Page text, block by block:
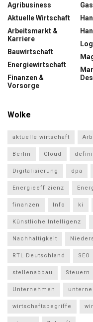
Agribusiness
Aktuelle Wirtschaft
Arbeitsmarkt &
Karriere
Bauwirtschaft
Energiewirtschaft
Finanzen &
Vorsorge
Wolke
aktuelle wirtschaft
Berlin Cloud
Digitalisierung dpa
Energieeffizienz
finanzen Info ki
Künstliche Intelligenz
Nachhaltigkeit
RTL Deutschland SEO
stellenabbau Steuern
Unternehmen
wirtschaftsbegriffe